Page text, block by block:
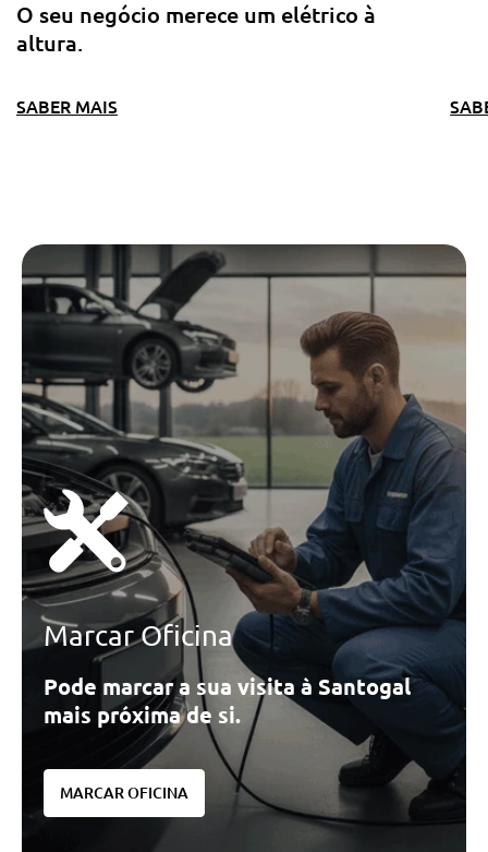
O seu negócio merece um elétrico à
altura.
SABER MAIS
Marcar Oficina
Pode marcar a sua visita à Santogal
mais próxima de si.
MARCAR OFICINA